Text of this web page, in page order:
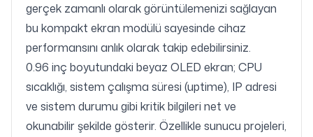
gerçek zamanlı olarak görüntülemenizi sağlayan
bu kompakt ekran modülü sayesinde cihaz
performansını anlık olarak takip edebilirsiniz.
0.96 inç boyutundaki beyaz OLED ekran; CPU
sıcaklığı, sistem çalışma süresi (uptime), IP adresi
ve sistem durumu gibi kritik bilgileri net ve
okunabilir şekilde gösterir. Özellikle sunucu projeleri,